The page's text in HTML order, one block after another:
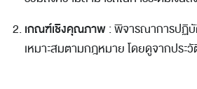
เกณฑ์เชิงคุณภาพ: พิจารณาการปฏิบั
เหมาะสมตามกฎหมาย โดยดูจากประวั